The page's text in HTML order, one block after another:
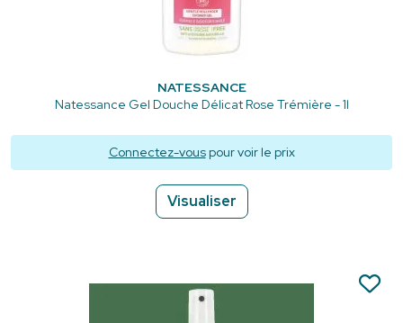
NATESSANCE
Natessance Gel Douche Délicat Rose Trémière - 1l
Connectez-vouspour voir le prix
Visualiser